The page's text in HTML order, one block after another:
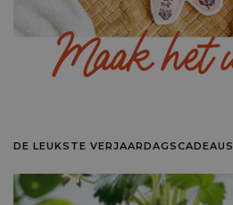
DE LEUKSTE VERJAARDAGSCADEAUS